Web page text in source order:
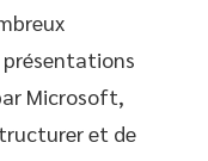
Microsoft,
et de